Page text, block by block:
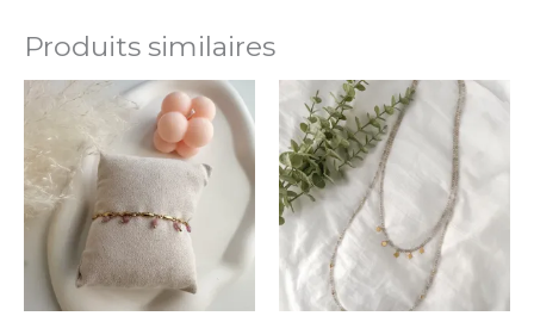
Produits similaires
Ce
produit
a
plusieurs
variations.
Les
options
peuvent
Ce